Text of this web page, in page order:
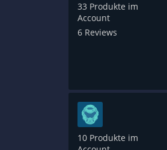
33 Produkte im
Account
6 Reviews
10 Produkte im